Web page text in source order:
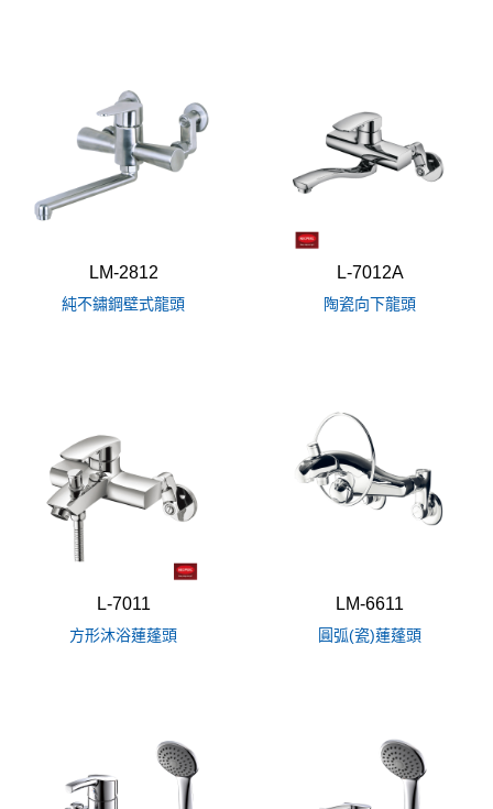
LM-2812
純不鏽鋼壁式龍頭
L-7012A
陶瓷向下龍頭
L-7011
方形沐浴蓮蓬頭
LM-6611
圓弧(瓷)蓮蓬頭